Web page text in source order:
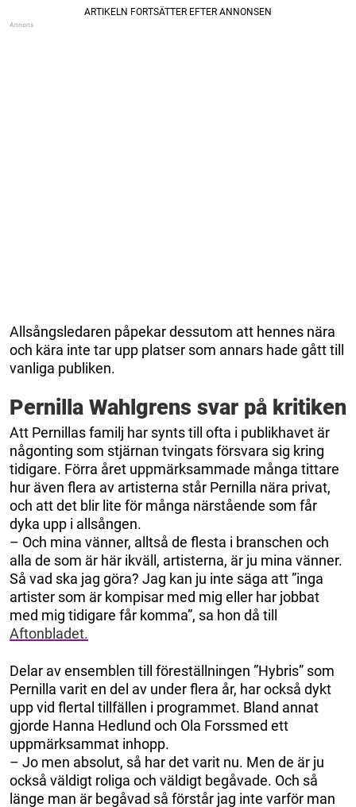
Allsångsledaren påpekar dessutom att hennes nära
och kära inte tar upp platser som annars hade gått till
vanliga publiken.
Pernilla Wahlgrens svar på kritiken
Att Pernillas familj har synts till ofta i publikhavet är
någonting som stjärnan tvingats försvara sig kring
tidigare. Förra året uppmärksammade många tittare
hur även flera av artisterna står Pernilla nära privat,
och att det blir lite för många närstående som får
dyka upp i allsången.
– Och mina vänner, alltså de flesta i branschen och
alla de som är här ikväll, artisterna, är ju mina vänner.
Så vad ska jag göra? Jag kan ju inte säga att ”inga
artister som är kompisar med mig eller har jobbat
med mig tidigare får komma”, sa hon då till
Aftonbladet.
Delar av ensemblen till föreställningen ”Hybris” som
Pernilla varit en del av under flera år, har också dykt
upp vid flertal tillfällen i programmet. Bland annat
gjorde Hanna Hedlund och Ola Forssmed ett
uppmärksammat inhopp.
– Jo men absolut, så har det varit nu. Men de är ju
också väldigt roliga och väldigt begåvade. Och så
länge man är begåvad så förstår jag inte varför man